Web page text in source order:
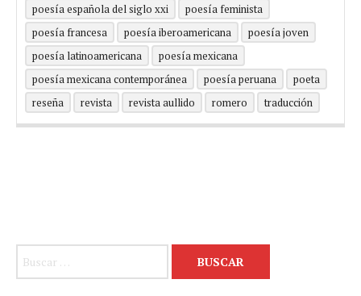
poesía española del siglo xxi
poesía feminista
poesía francesa
poesía iberoamericana
poesía joven
poesía latinoamericana
poesía mexicana
poesía mexicana contemporánea
poesía peruana
poeta
reseña
revista revista aullido romero traducción